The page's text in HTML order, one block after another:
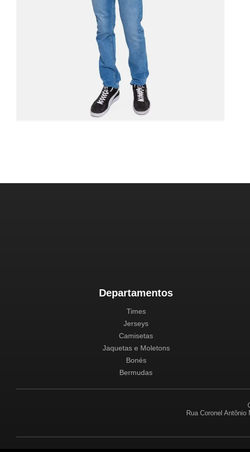
Departamentos
Times
Jerseys
Camisetas
Jaquetas e Moletons
Bonés
Bermudas
Rua Coronel